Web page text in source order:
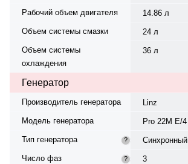
Рабочий объем двигателя
14.86 л
Объем системы смазки
24 л
Объем системы
охлаждения
36 л
Генератор
Производитель генератора
Linz
Модель генератора
Pro 22M E/4
Тип генератора
?
Синхронный
Число фаз
?
3